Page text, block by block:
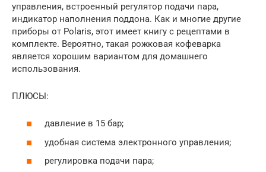
управления, встроенный регулятор подачи пара,
индикатор наполнения поддона. Как и многие другие
приборы от Polaris, этот имеет книгу с рецептами в
комплекте. Вероятно, такая рожковая кофеварка
является хорошим вариантом для домашнего
использования.
ПЛЮСЫ:
давление в 15 бар;
удобная система электронного управления;
регулировка подачи пара;